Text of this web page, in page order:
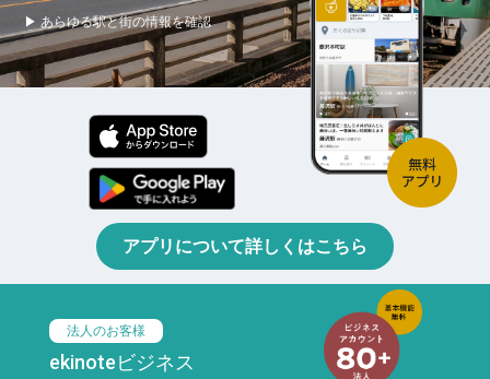
▶ あらゆる駅と街の情報を確認
アプリについて詳しくはこちら
法人のお客様
ekinoteビジネス